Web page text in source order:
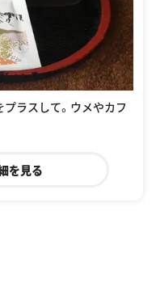
ラスして。ウメやカフ
を見る